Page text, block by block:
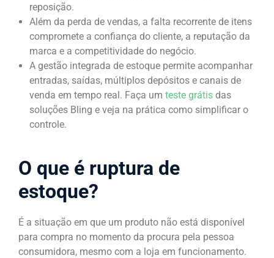
reposição.
Além da perda de vendas, a falta recorrente de itens
compromete a confiança do cliente, a reputação da
marca e a competitividade do negócio.
A gestão integrada de estoque permite acompanhar
entradas, saídas, múltiplos depósitos e canais de
venda em tempo real. Faça um teste grátis das
soluções Bling e veja na prática como simplificar o
controle.
O que é ruptura de
estoque?
É a situação em que um produto não está disponível
para compra no momento da procura pela pessoa
consumidora, mesmo com a loja em funcionamento.